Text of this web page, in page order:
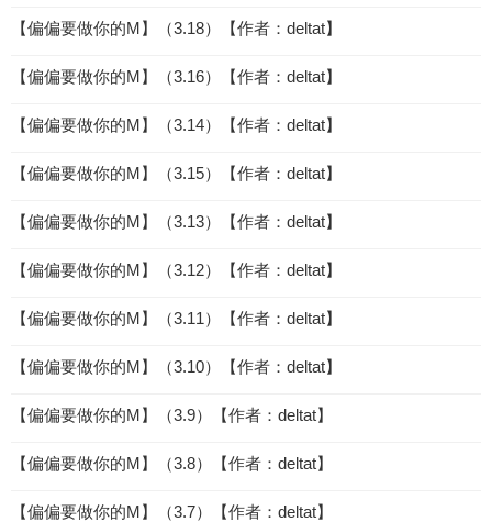
【偏偏要做你的M】（3.18）【作者：deltat】
【偏偏要做你的M】（3.16）【作者：deltat】
【偏偏要做你的M】（3.14）【作者：deltat】
【偏偏要做你的M】（3.15）【作者：deltat】
【偏偏要做你的M】（3.13）【作者：deltat】
【偏偏要做你的M】（3.12）【作者：deltat】
【偏偏要做你的M】（3.11）【作者：deltat】
【偏偏要做你的M】（3.10）【作者：deltat】
【偏偏要做你的M】（3.9）【作者：deltat】
【偏偏要做你的M】（3.8）【作者：deltat】
【偏偏要做你的M】（3.7）【作者：deltat】